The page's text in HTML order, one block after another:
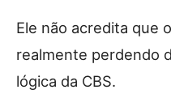
Ele não acredita que
realmente perdendo
lógica da CBS.